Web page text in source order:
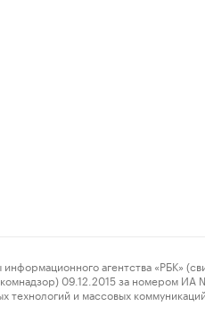
агентства «РБК»
09.12.2015 за номером
и массовых